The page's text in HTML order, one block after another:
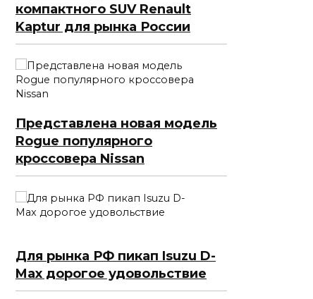
компактного SUV Renault
Kaptur для рынка России
Представлена новая модель
Rogue популярного
кроссовера Nissan
Для рынка РФ пикап Isuzu D-
Max дорогое удовольствие